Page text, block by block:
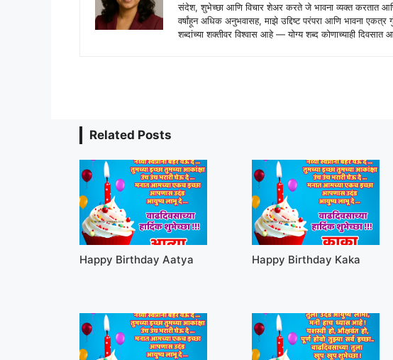
संदेश, शुभेच्छा आणि विचार शेअर करते जे भावना व्यक्त करतात
वर्षांहून अधिक अनुभवासह, माझे उद्दिष्ट परंपरा आणि भावना
शब्दांच्या शक्तीवर विश्वास आहे — योग्य शब्द कोणाच्याही
Related Posts
Happy Birthday Aatya Happy Birthday Kaka